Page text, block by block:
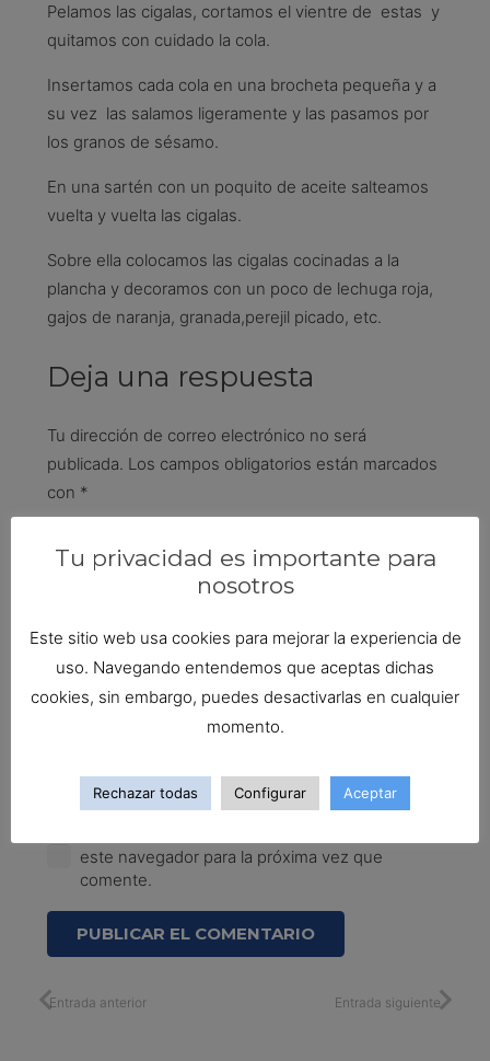
Pelamos las cigalas, cortamos el vientre de estas y
quitamos con cuidado la cola.
Insertamos cada cola en una brocheta pequeña y a
su vez las salamos ligeramente y las pasamos por
los granos de sésamo.
En una sartén con un poquito de aceite salteamos
vuelta y vuelta las cigalas.
Sobre ella colocamos las cigalas cocinadas a la
plancha y decoramos con un poco de lechuga roja,
gajos de naranja, granada,perejil picado, etc.
Deja una respuesta
Tu dirección de correo electrónico no será
publicada. Los campos obligatorios están marcados
con *
este navegador para la próxima vez que
comente.
PUBLICAR EL COMENTARIO
Entrada anterior Entrada siguiente
Tu privacidad es importante para
nosotros
Este sitio web usa cookies para mejorar la experiencia de
uso. Navegando entendemos que aceptas dichas
cookies, sin embargo, puedes desactivarlas en cualquier
momento.
Rechazar todas Configurar Aceptar